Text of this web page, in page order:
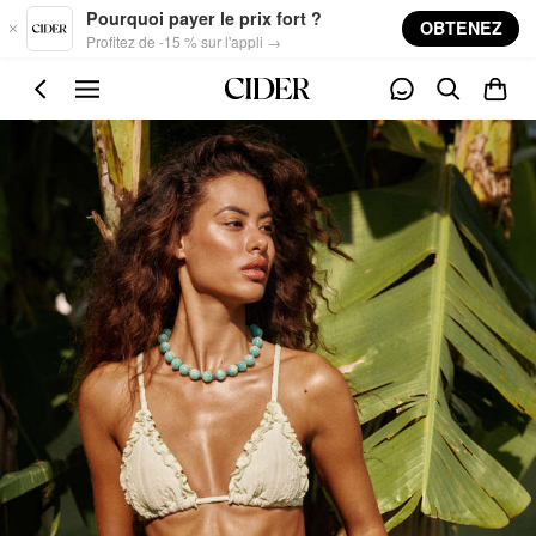
Skip to main content
Pourquoi payer le prix fort ?
Profitez de -15 % sur l'appli →
OBTENEZ